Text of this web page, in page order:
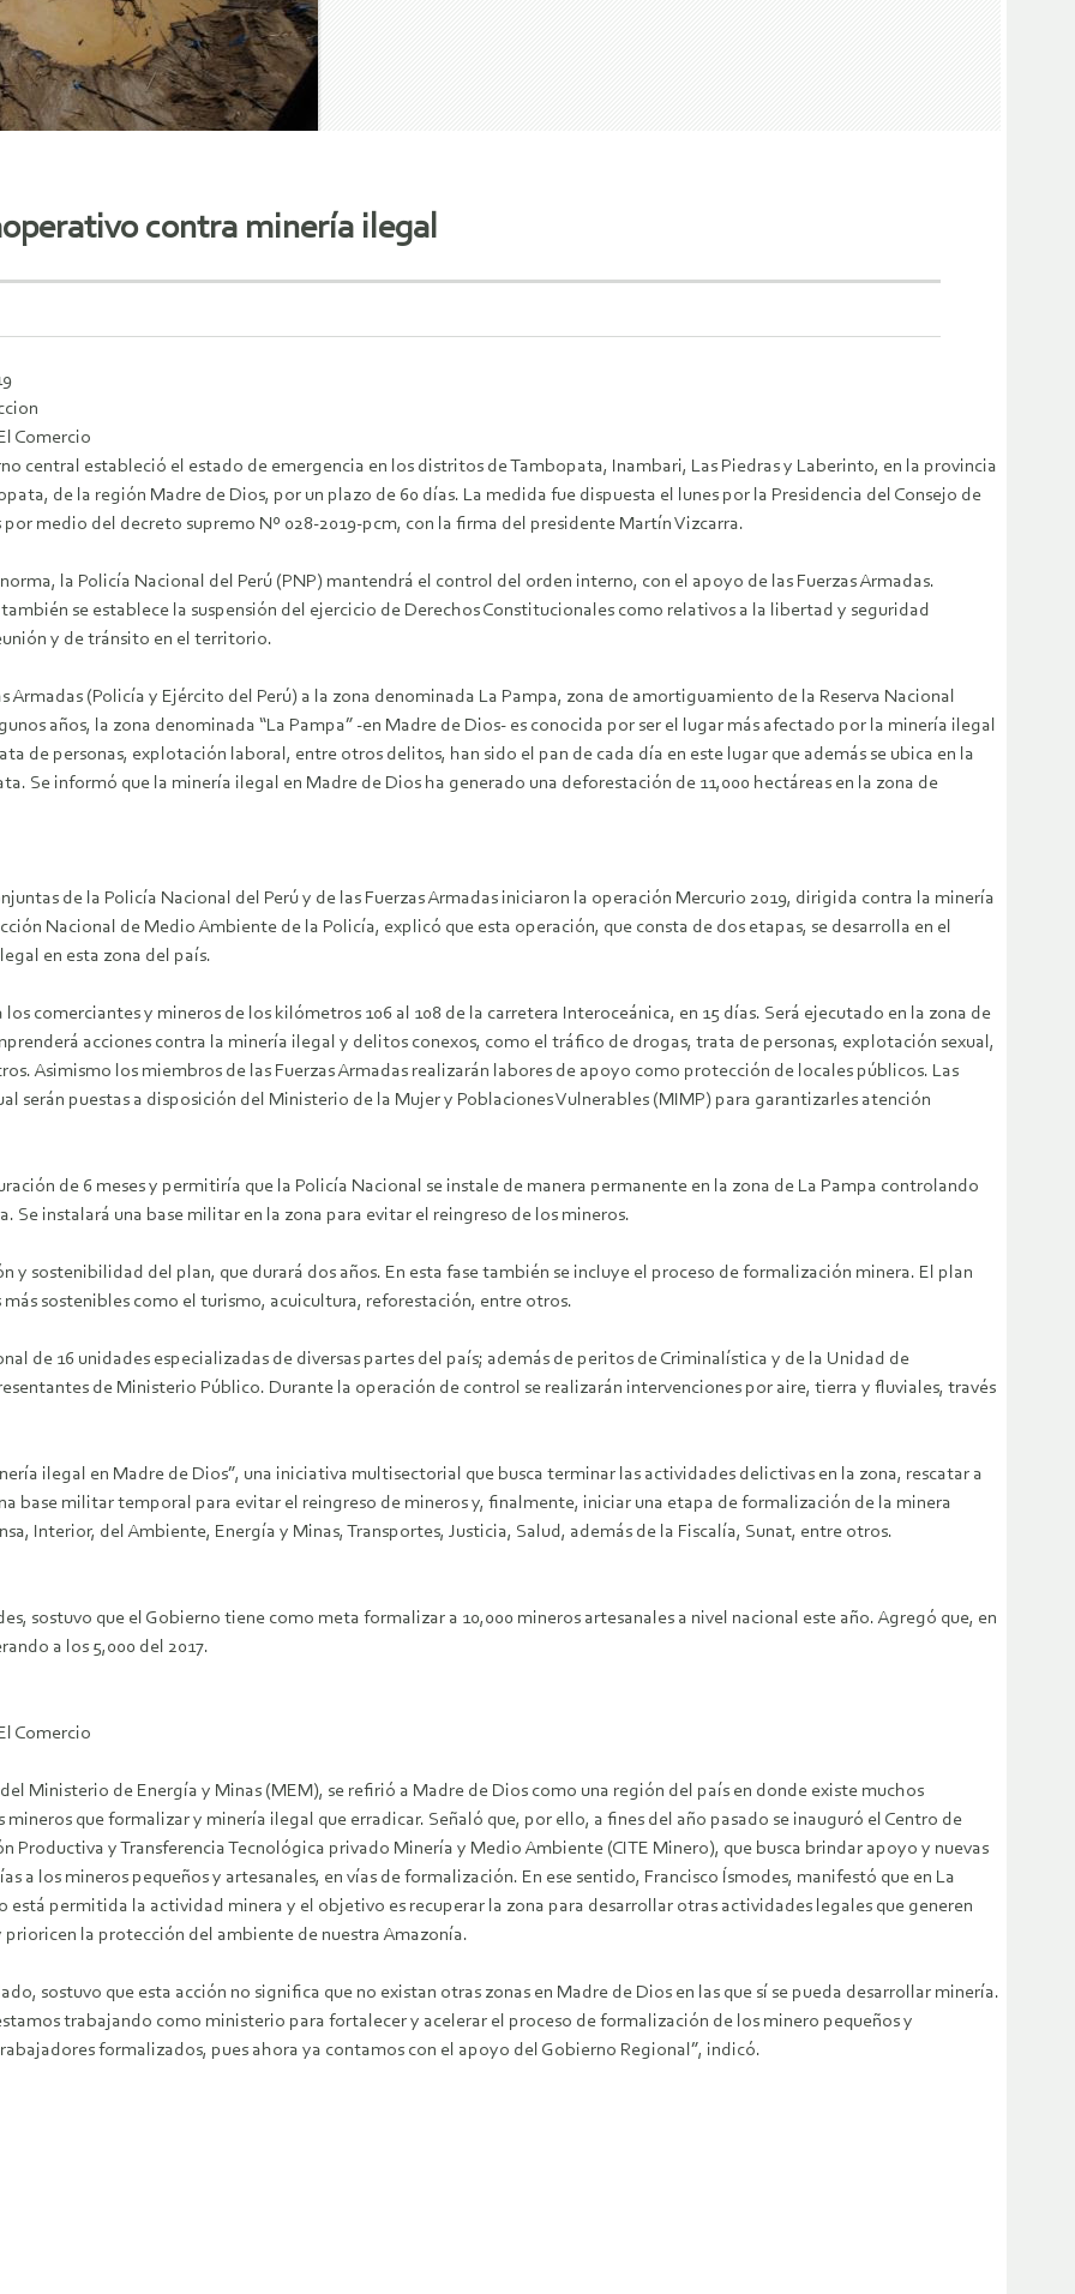
contra minería ilegal
Comercio
central estableció el estado de emergencia en los distritos de Tambopata, Inambari, Las Piedras y Laberinto, en la provincia
de la región Madre de Dios, por un plazo de 60 días. La medida fue dispuesta el lunes por la Presidencia del Consejo de
por medio del decreto supremo Nº 028-2019-pcm, con la firma del presidente Martín Vizcarra.
la Policía Nacional del Perú (PNP) mantendrá el control del orden interno, con el apoyo de las Fuerzas Armadas.
se establece la suspensión del ejercicio de Derechos Constitucionales como relativos a la libertad y seguridad
y de tránsito en el territorio.
Armadas (Policía y Ejército del Perú) a la zona denominada La Pampa, zona de amortiguamiento de la Reserva Nacional
años, la zona denominada “La Pampa” -en Madre de Dios- es conocida por ser el lugar más afectado por la minería ilegal
de personas, explotación laboral, entre otros delitos, han sido el pan de cada día en este lugar que además se ubica en la
Se informó que la minería ilegal en Madre de Dios ha generado una deforestación de 11,000 hectáreas en la zona de
de la Policía Nacional del Perú y de las Fuerzas Armadas iniciaron la operación Mercurio 2019, dirigida contra la minería
Nacional de Medio Ambiente de la Policía, explicó que esta operación, que consta de dos etapas, se desarrolla en el
en esta zona del país.
comerciantes y mineros de los kilómetros 106 al 108 de la carretera Interoceánica, en 15 días. Será ejecutado en la zona de
acciones contra la minería ilegal y delitos conexos, como el tráfico de drogas, trata de personas, explotación sexual,
Asimismo los miembros de las Fuerzas Armadas realizarán labores de apoyo como protección de locales públicos. Las
serán puestas a disposición del Ministerio de la Mujer y Poblaciones Vulnerables (MIMP) para garantizarles atención
de 6 meses y permitiría que la Policía Nacional se instale de manera permanente en la zona de La Pampa controlando
Se instalará una base militar en la zona para evitar el reingreso de los mineros.
y sostenibilidad del plan, que durará dos años. En esta fase también se incluye el proceso de formalización minera. El plan
sostenibles como el turismo, acuicultura, reforestación, entre otros.
de 16 unidades especializadas de diversas partes del país; además de peritos de Criminalística y de la Unidad de
de Ministerio Público. Durante la operación de control se realizarán intervenciones por aire, tierra y fluviales, través
ilegal en Madre de Dios”, una iniciativa multisectorial que busca terminar las actividades delictivas en la zona, rescatar a
base militar temporal para evitar el reingreso de mineros y, finalmente, iniciar una etapa de formalización de la minera
Interior, del Ambiente, Energía y Minas, Transportes, Justicia, Salud, además de la Fiscalía, Sunat, entre otros.
sostuvo que el Gobierno tiene como meta formalizar a 10,000 mineros artesanales a nivel nacional este año. Agregó que, en
a los 5,000 del 2017.
Comercio
Ministerio de Energía y Minas (MEM), se refirió a Madre de Dios como una región del país en donde existe muchos
mineros que formalizar y minería ilegal que erradicar. Señaló que, por ello, a fines del año pasado se inauguró el Centro de
Productiva y Transferencia Tecnológica privado Minería y Medio Ambiente (CITE Minero), que busca brindar apoyo y nuevas
a los mineros pequeños y artesanales, en vías de formalización. En ese sentido, Francisco Ísmodes, manifestó que en La
está permitida la actividad minera y el objetivo es recuperar la zona para desarrollar otras actividades legales que generen
prioricen la protección del ambiente de nuestra Amazonía.
sostuvo que esta acción no significa que no existan otras zonas en Madre de Dios en las que sí se pueda desarrollar minería.
trabajando como ministerio para fortalecer y acelerar el proceso de formalización de los minero pequeños y
formalizados, pues ahora ya contamos con el apoyo del Gobierno Regional”, indicó.